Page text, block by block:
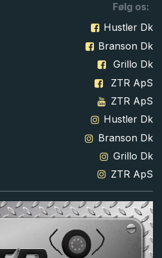
Følg os:
Hustler Dk
Branson Dk
Grillo Dk
ZTR ApS
ZTR ApS
Hustler Dk
Branson Dk
Grillo Dk
ZTR ApS